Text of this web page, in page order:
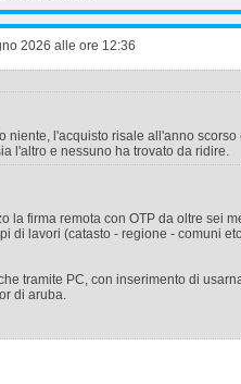
2026 alle ore 12:36
niente, l'acquisto risale all'anno scorso
l'altro e nessuno ha trovato da ridire.
la firma remota con OTP da oltre sei
di lavori (catasto - regione - comuni
tramite PC, con inserimento di
di aruba.